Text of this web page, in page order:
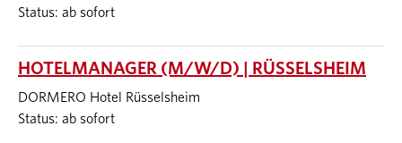
Status: ab sofort
HOTELMANAGER (M/W/D) | RÜSSELSHEIM
DORMERO Hotel Rüsselsheim
Status: ab sofort